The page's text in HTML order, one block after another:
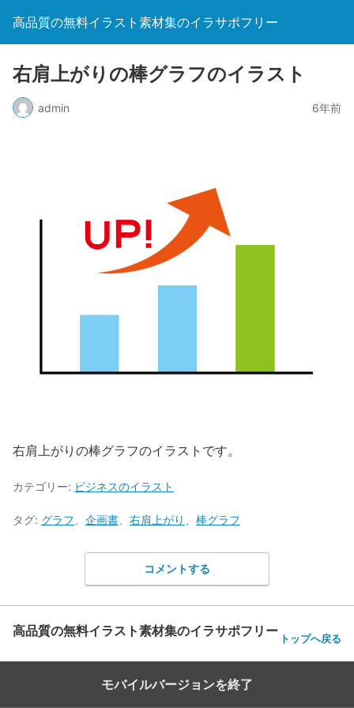
高品質の無料イラスト素材集のイラサポフリー
右肩上がりの棒グラフのイラスト
admin 6年前
右肩上がりの棒グラフのイラストです。
カテゴリー: ビジネスのイラスト
タグ: グラフ 企画書 右肩上がり 棒グラフ
コメントする
高品質の無料イラスト素材集のイラサポフリー トップへ戻る
モバイルバージョンを終了